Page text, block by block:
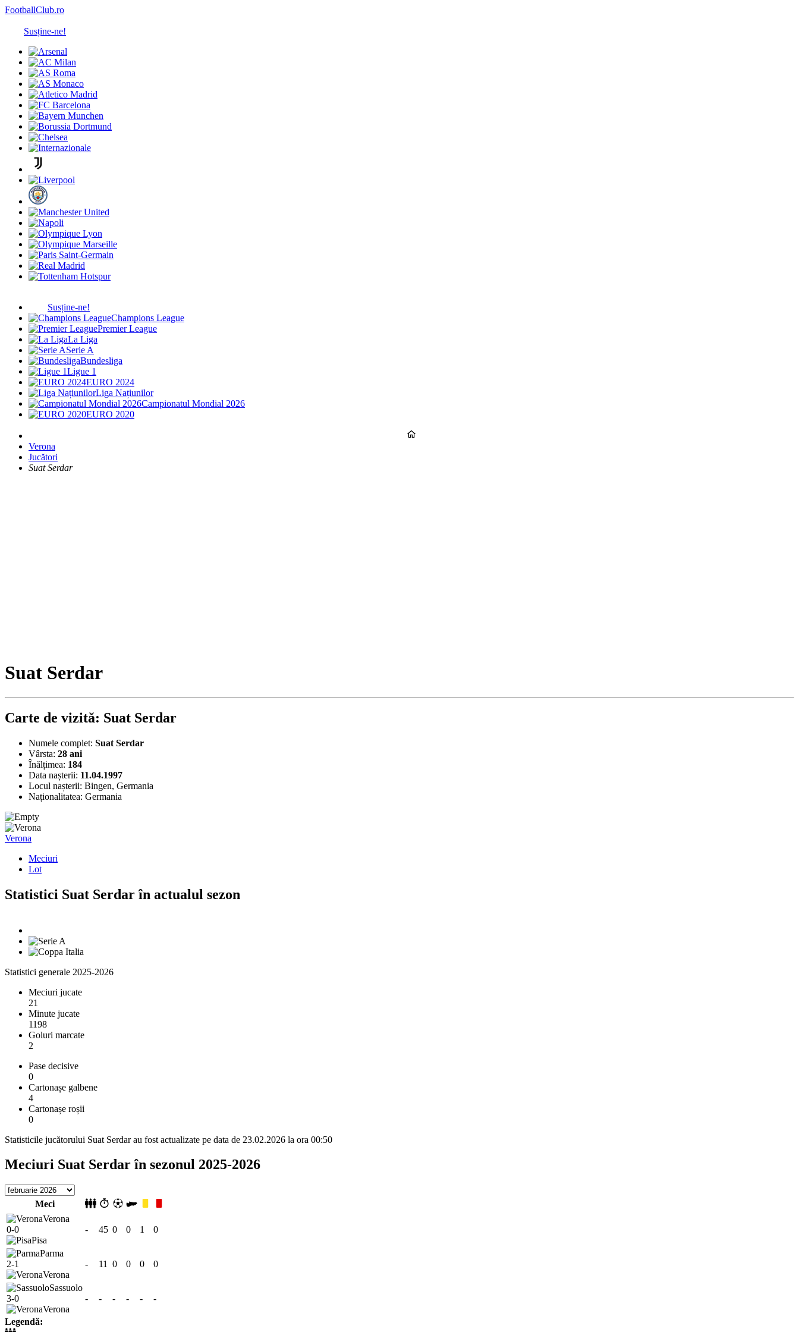
FootballClub.ro
Susține-ne!
Susține-ne!
Champions League
Premier League
La Liga
Serie A
Bundesliga
Ligue 1
EURO 2024
Liga Națiunilor
Campionatul Mondial 2026
EURO 2020
Verona
Jucători
Suat Serdar
Suat Serdar
Carte de vizită: Suat Serdar
Numele complet: Suat Serdar
Vârsta: 28 ani
Înălțimea: 184
Data nașterii: 11.04.1997
Locul nașterii: Bingen, Germania
Naționalitatea: Germania
Verona
Meciuri
Lot
Statistici Suat Serdar în actualul sezon
Statistici generale 2025-2026
Meciuri jucate
21
Minute jucate
1198
Goluri marcate
2
Pase decisive
0
Cartonașe galbene
4
Cartonașe roșii
0
Statisticile jucătorului Suat Serdar au fost actualizate pe data de 23.02.2026 la ora 00:50
Meciuri Suat Serdar în sezonul 2025-2026
Meci
Verona
0-0
Pisa
- 45 0 0 1 0
Parma
2-1
Verona
- 11 0 0 0 0
Sassuolo
3-0
Verona
- - - - - -
Legendă: